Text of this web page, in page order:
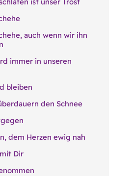
ist unser Trost
auch wenn wir ihn
immer in unseren
bleiben
den Schnee
dem Herzen ewig nah
Dir